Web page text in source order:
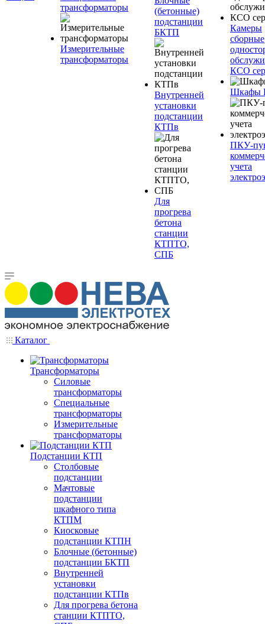
трансформаторы
Измерительные
трансформаторы
(бетонные)
подстанции
БКТП
Внутренней
установки
подстанции
КТПв
Для
прогрева
бетона
станции
КТПТО,
СПБ
Камеры
сборные
КСО
Шкафы
ПКУ-
учета
Каталог
Трансформаторы
Силовые
трансформаторы
Специальные
трансформаторы
Измерительные
трансформаторы
Подстанции КТП
Столбовые
подстанции
Мачтовые
подстанции
шкафного типа
КТПМ
Киосковые
подстанции КТПН
Блочные (бетонные)
подстанции БКТП
Внутренней
установки
подстанции КТПв
Для прогрева бетона
станции КТПТО,